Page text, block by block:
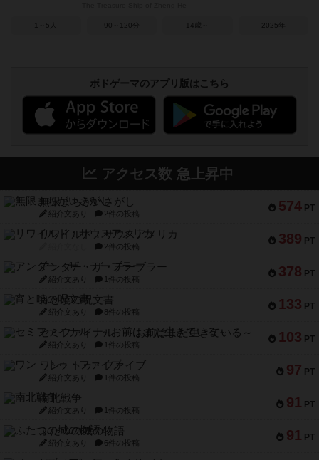
1～5人 90～120分 14歳～ 2025年
ボドゲーマのアプリ版はこちら
アクセス数 急上昇中
574 PT
無限まちがいさがし
紹介文あり 2件の投稿
389 PT
リワイルド：サウスアメリカ
2件の投稿
378 PT
アンダー・ザ・テーブラー
紹介文あり 1件の投稿
133 PT
宵と暁の呪文書
紹介文あり 8件の投稿
103 PT
セミファイナル ～お前はまだ生きている～
紹介文あり 1件の投稿
97 PT
ワン・トゥ・ファイブ
紹介文あり 1件の投稿
91 PT
南北戦争
紹介文あり 1件の投稿
91 PT
ふたつの城の物語
紹介文あり 6件の投稿